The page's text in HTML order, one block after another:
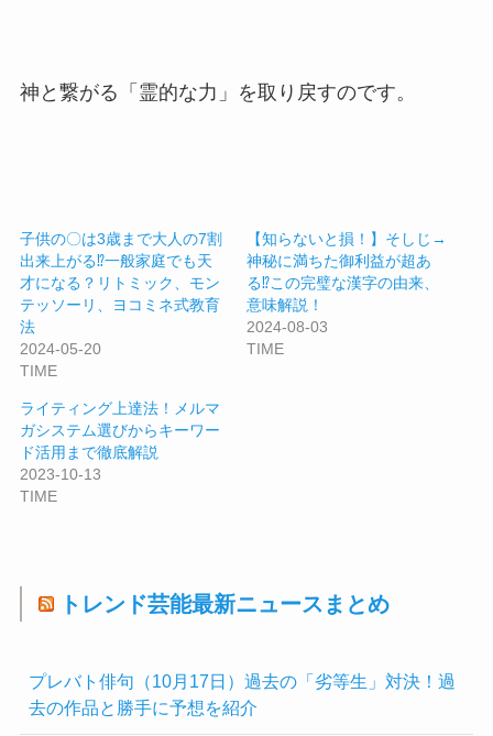
神と繋がる「霊的な力」を取り戻すのです。
子供の〇は3歳まで大人の7割
出来上がる⁉️一般家庭でも天
才になる？リトミック、モン
テッソーリ、ヨコミネ式教育
法
2024-05-20
TIME
【知らないと損！】そしじ→
神秘に満ちた御利益が超あ
る⁉︎この完璧な漢字の由来、
意味解説！
2024-08-03
TIME
ライティング上達法！メルマ
ガシステム選びからキーワー
ド活用まで徹底解説
2023-10-13
TIME
トレンド芸能最新ニュースまとめ
プレバト俳句（10月17日）過去の「劣等生」対決！過
去の作品と勝手に予想を紹介